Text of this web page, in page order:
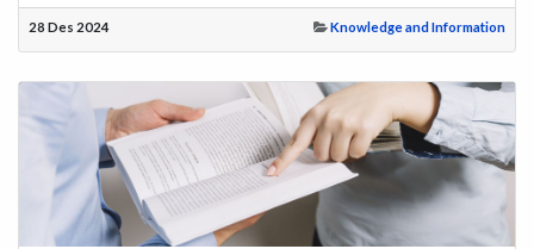
28 Des 2024 Knowledge and Information